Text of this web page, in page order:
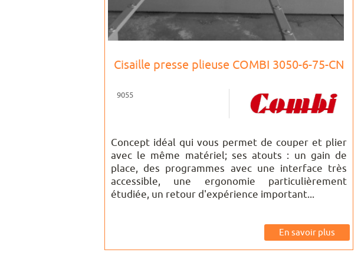
Cisaille presse plieuse COMBI 3050-6-75-CN
9055
Concept idéal qui vous permet de couper et plier
avec le même matériel; ses atouts : un gain de
place, des programmes avec une interface très
accessible, une ergonomie particulièrement
étudiée, un retour d'expérience important...
En savoir plus